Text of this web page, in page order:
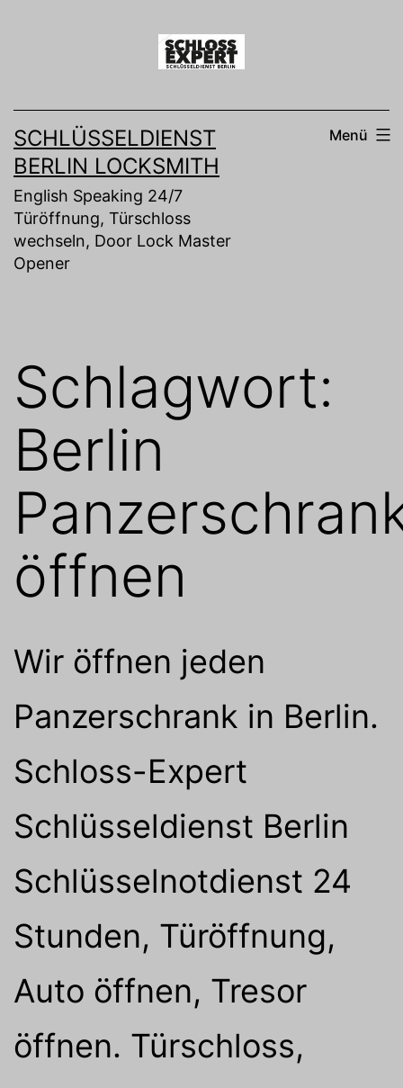
SCHLÜSSELDIENST
BERLIN LOCKSMITH
English Speaking 24/7
Türöffnung, Türschloss
wechseln, Door Lock Master
Opener
Menü
Schlagwort:
Berlin
öffnen
Wir öffnen jeden
Panzerschrank in Berlin.
Schloss-Expert
Schlüsseldienst Berlin
Schlüsselnotdienst 24
Stunden, Türöffnung,
Auto öffnen, Tresor
öffnen. Türschloss,